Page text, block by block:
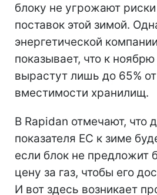
блоку не угрожают риски
поставок этой зимой.
энергетической
показывает, что к
вырастут лишь до 65%
вместимости хранилищ.
В Rapidan отмечают, что
показателя ЕС к зиме
если блок не предложит
цену за газ, чтобы его
И вот здесь возникает